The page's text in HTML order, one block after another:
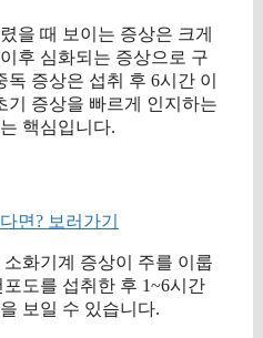
을 때 보이는 증상은 크게
후 심화되는 증상으로 구
증상은 섭취 후 6시간 이
기 증상을 빠르게 인지하는
핵심입니다.
면? 보러가기
화기계 증상이 주를 이룹
도를 섭취한 후 1~6시간
보일 수 있습니다.